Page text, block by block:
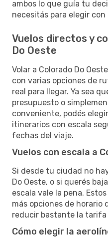
ambos lo que guía tu
necesitás para elegir con
Vuelos directos y
Do Oeste
Volar a Colorado Do
con varias opciones de
real para llegar. Ya sea
presupuesto o
conveniente, podés
itinerarios con escala
fechas del viaje.
Vuelos con escala a
Si desde tu ciudad no
Do Oeste, o si querés
escala vale la pena.
más opciones de horario
reducir bastante la
Cómo elegir la